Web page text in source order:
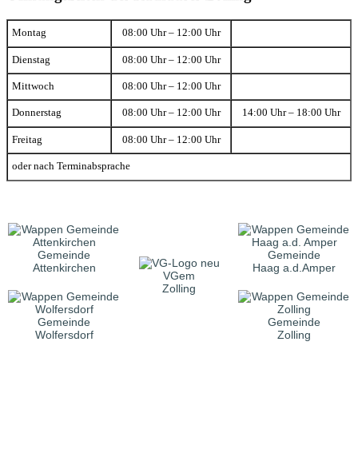
Montag 08:00 Uhr – 12:00 Uhr
Dienstag 08:00 Uhr – 12:00 Uhr
Mittwoch 08:00 Uhr – 12:00 Uhr
Donnerstag 08:00 Uhr – 12:00 Uhr 14:00 Uhr – 18:00 Uhr
Freitag 08:00 Uhr – 12:00 Uhr
oder nach Terminabsprache
Gemeinde
Attenkirchen
VGem
Zolling
Gemeinde
Haag a.d.Amper
Gemeinde
Wolfersdorf
Gemeinde
Zolling